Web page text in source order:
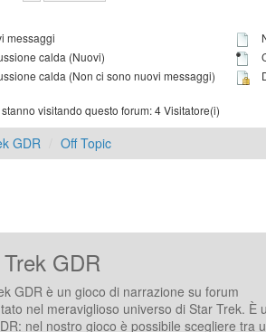
messaggi
calda (Nuovi)
calda (Non ci sono nuovi messaggi)
visitando questo forum: 4 Visitatore(i)
GDR Off Topic
GDR
GDR è un gioco di narrazione su forum
nel meraviglioso universo di Star Trek. È
nel nostro gioco è possibile scegliere tra